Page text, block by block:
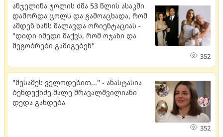
ანჯელინა ჯოლის ძმა 53 წლის ასაკში
დაშორდა ცოლს და გამოაცხადა, რომ
ამდენ ხანს მალავდა ორიენტაციას -
"დიდი იმედი მაქვს, რომ ოჯახი და
მეგობრები გამიგებენ"
352
"მესამეს ველოდებით..." - ანასტასია
ბენდუქიძე მალე მრავალშვილიანი
დედა გახდება
352